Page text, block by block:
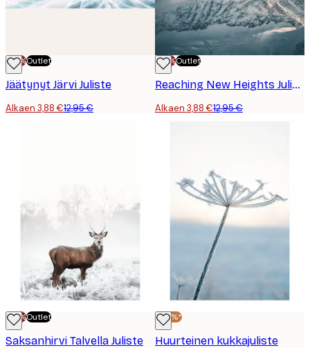
-70%Outlet
Jäätynyt Järvi Juliste
Alkaen 3,88 €12,95 €
-70%Outlet
Reaching New Heights Juliste
Alkaen 3,88 €12,95 €
-70%Outlet
Saksanhirvi Talvella Juliste
-40%*
Huurteinen kukkajuliste